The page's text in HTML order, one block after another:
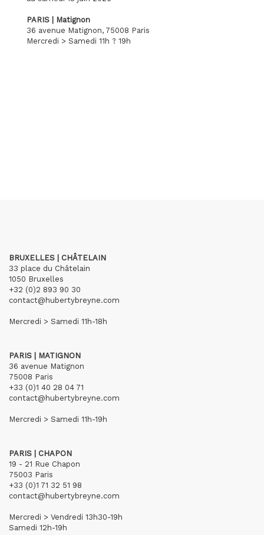
PARIS | Matignon
36 avenue Matignon, 75008 Paris
Mercredi > Samedi 11h ? 19h
BRUXELLES | CHÂTELAIN
33 place du Châtelain
1050 Bruxelles
+32 (0)2 893 90 30
contact@hubertybreyne.com
Mercredi > Samedi 11h-18h
PARIS | MATIGNON
36 avenue Matignon
75008 Paris
+33 (0)1 40 28 04 71
contact@hubertybreyne.com
Mercredi > Samedi 11h-19h
PARIS | CHAPON
19 - 21 Rue Chapon
75003 Paris
+33 (0)1 71 32 51 98
contact@hubertybreyne.com
Mercredi > Vendredi 13h30-19h
Samedi 12h-19h